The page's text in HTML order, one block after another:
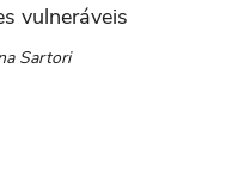
vulneráveis
Sartori